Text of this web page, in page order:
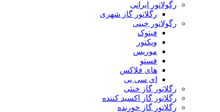
رگولاتور ایرانی
رگلاتور گاز شهری
رگولاتور چینی
فیتوک
ویکتور
موریس
فستو
های فلاکس
ای سی یی
رگلاتور گاز خنثی
رگلاتور گاز اکسید کننده
رگلاتور گاز خورنده